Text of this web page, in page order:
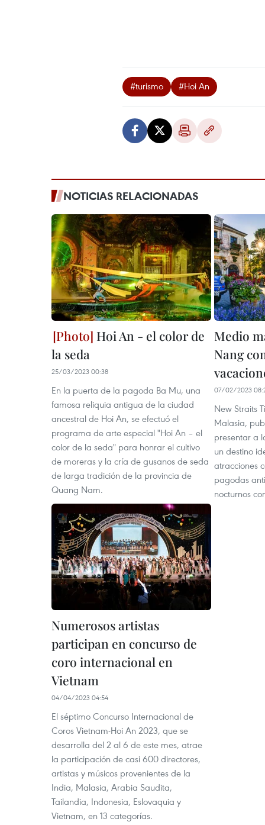
#turismo #Hoi An
NOTICIAS RELACIONADAS
Hoi An - el color de
la seda
25/03/2023 00:38
En la puerta de la pagoda Ba Mu, una
famosa reliquia antigua de la ciudad
ancestral de Hoi An, se efectuó el
programa de arte especial "Hoi An – el
color de la seda" para honrar el cultivo
de moreras y la cría de gusanos de seda
de larga tradición de la provincia de
Quang Nam.
Medio
Nang
07/02/2023
New Straits
Malasia,
presentar a
un destino
atracciones
pagodas
nocturnos
Numerosos artistas
participan en concurso de
coro internacional en
Vietnam
04/04/2023 04:54
El séptimo Concurso Internacional de
Coros Vietnam-Hoi An 2023, que se
desarrolla del 2 al 6 de este mes, atrae
la participación de casi 600 directores,
artistas y músicos provenientes de la
India, Malasia, Arabia Saudita,
Tailandia, Indonesia, Eslovaquia y
Vietnam, en 13 categorías.